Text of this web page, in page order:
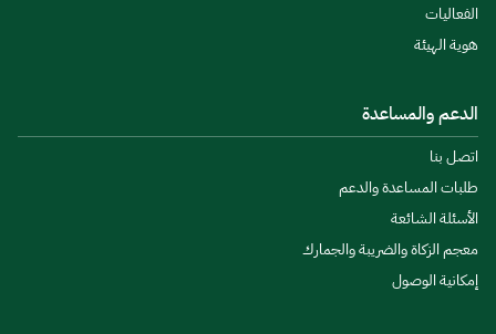
الفعاليات
هوية الهيئة
الدعم والمساعدة
اتصل بنا
طلبات المساعدة والدعم
الأسئلة الشائعة
معجم الزكاة والضريبة والجمارك
إمكانية الوصول